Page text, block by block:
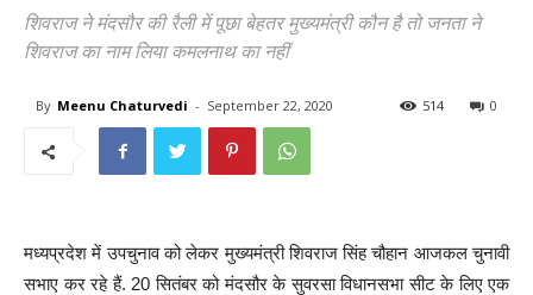
शिवराज ने मंदसौर की रैली में पूछा बेहतर मुख्यमंत्री कौन है तो जनता ने
शिवराज का नाम लिया कमलनाथ का नहीं
By Meenu Chaturvedi - September 22, 2020 0
514
मध्यप्रदेश में उपचुनाव को लेकर मुख्यमंत्री शिवराज सिंह चौहान आजकल चुनावी
सभाए कर रहे हैं. 20 सितंबर को मंदसौर के सुवरसा विधानसभा सीट के लिए एक